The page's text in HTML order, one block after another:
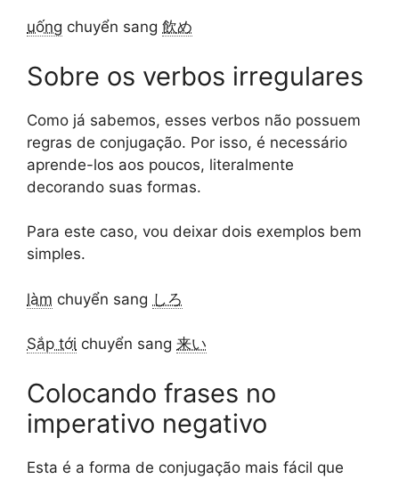
uống chuyển sang 飲め
Sobre os verbos irregulares
Como já sabemos, esses verbos não possuem
regras de conjugação. Por isso, é necessário
aprende-los aos poucos, literalmente
decorando suas formas.
Para este caso, vou deixar dois exemplos bem
simples.
làm chuyển sang しろ
Sắp tới chuyển sang 来い
Colocando frases no
imperativo negativo
Esta é a forma de conjugação mais fácil que